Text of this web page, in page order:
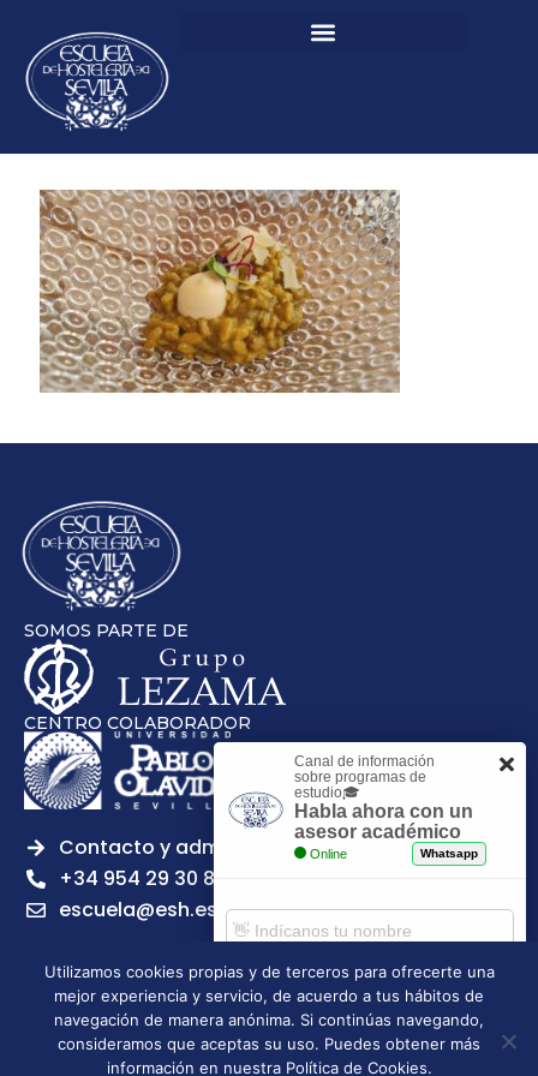
SOMOS PARTE DE
CENTRO COLABORADOR
Contacto y admisiones
+34 954 29 30 81
escuela@esh.es
Legal notice Privacy Policy
Cookies Policy
Escuela Superior de Hostelería de Sevilla | 2026 | Todos los
Utilizamos cookies propias y de terceros para ofrecerte una
mejor experiencia y servicio, de acuerdo a tus hábitos de
navegación de manera anónima. Si continúas navegando,
consideramos que aceptas su uso. Puedes obtener más
información en nuestra Política de Cookies.
Canal de información
sobre programas de
estudio🎓
Habla ahora con un
asesor académico
Online Whatsapp
Comenzar chat